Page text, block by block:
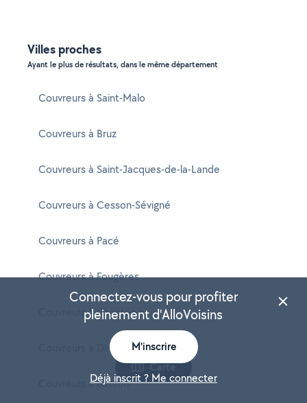
Villes proches
Ayant le plus de résultats, dans le même département
Couvreurs à Saint-Malo
Couvreurs à Bruz
Couvreurs à Saint-Jacques-de-la-Lande
Couvreurs à Cesson-Sévigné
Couvreurs à Pacé
Couvreurs à Fougères
Couvreurs à Chantepie
Couvreurs à Dinard
Couvreurs à Betton
Carte
Connectez-vous pour profiter
pleinement d'AlloVoisins
M'inscrire
Déjà inscrit ? Me connecter